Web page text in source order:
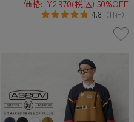
価格: ¥2,970(税込) 50%OFF
4.8 （11件）